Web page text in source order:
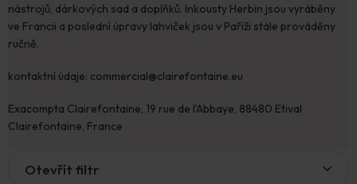
nástrojů, dárkových sad a doplňků. Inkousty Herbin jsou vyráběny
ve Francii a poslední úpravy lahviček jsou v Paříži stále prováděny
ručně.
kontaktní údaje: commercial@clairefontaine.eu
Exacompta Clairefontaine, 19 rue de l’Abbaye, 88480 Etival
Clairefontaine, France
Otevřít filtr